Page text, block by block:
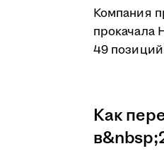
Компания
прокачала
49
Как